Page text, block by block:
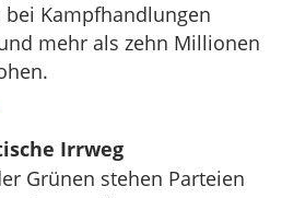
bei Kampfhandlungen
mehr als zehn Millionen
Irrweg
Grünen stehen Parteien